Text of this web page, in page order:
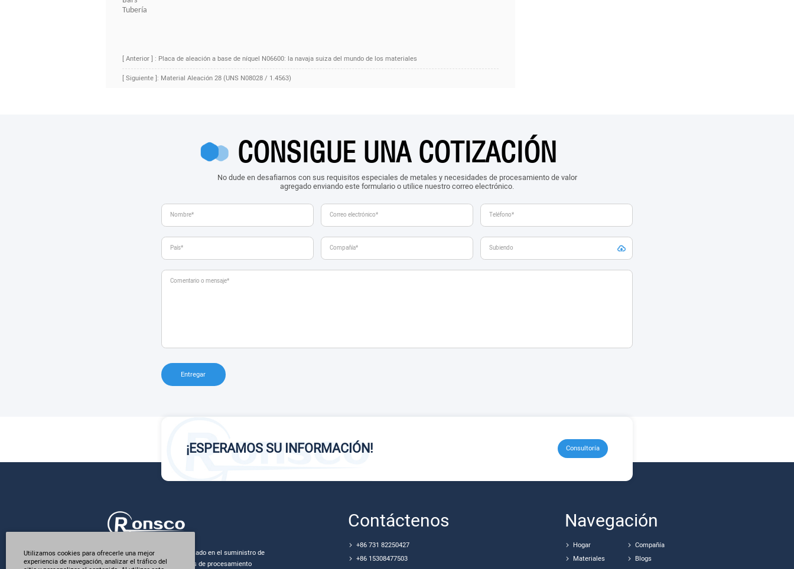
Tubería
[ Anterior ] : Placa de aleación a base de níquel N06600: la navaja suiza del mundo de los materiales
[ Siguiente ]: Material Aleación 28 (UNS N08028 / 1.4563)
CONSIGUE UNA COTIZACIÓN
No dude en desafiarnos con sus requisitos especiales de metales y necesidades de procesamiento de valor
agregado enviando este formulario o utilice nuestro correo electrónico.
Entregar
¡ESPERAMOS SU INFORMACIÓN! Consultoría
Allianz Steel Group, especializado en el suministro de
metales especiales y servicios de procesamiento
Contáctenos
+86 731 82250427
+86 15308477503
Navegación
Hogar
Compañía
Materiales
Blogs
Utilizamos cookies para ofrecerle una mejor
experiencia de navegación, analizar el tráfico del